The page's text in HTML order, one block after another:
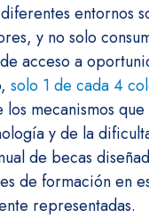
entornos
y no solo
acceso a
solo 1 de cada 4
mecanismos
y de la
de becas
de formación en
representadas.